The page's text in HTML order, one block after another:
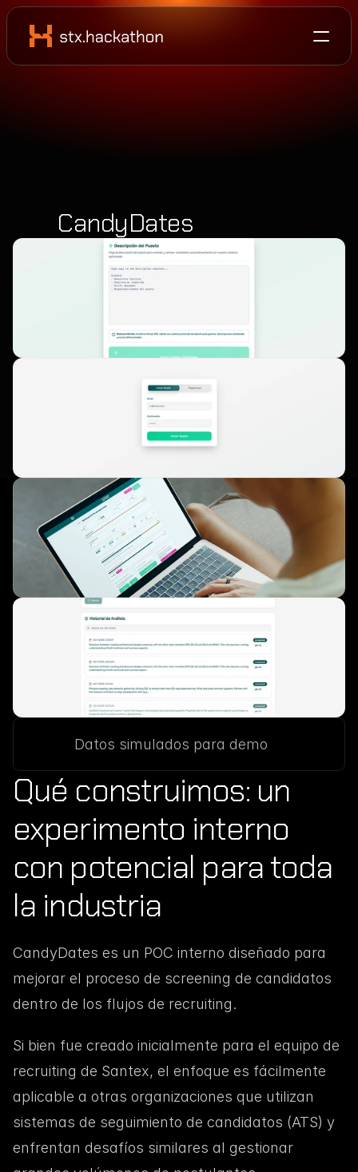
CandyDates
Datos simulados para demo
Qué construimos: un
experimento interno
con potencial para toda
la industria
CandyDates es un POC interno diseñado para
mejorar el proceso de screening de candidatos
dentro de los flujos de recruiting.
Si bien fue creado inicialmente para el equipo de
recruiting de Santex, el enfoque es fácilmente
aplicable a otras organizaciones que utilizan
sistemas de seguimiento de candidatos (ATS) y
enfrentan desafíos similares al gestionar